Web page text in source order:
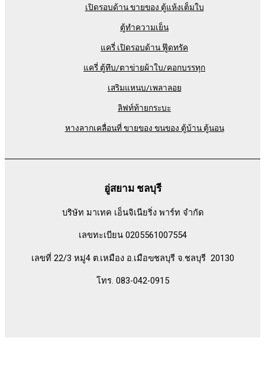
เปิดรอบด้าน ขายของ ตู้แห้งเต็มใบ
ตู้ทำความเย็น
แครี่ เปิดรอบด้าน ฟู๊ดทรัค
แครี่ ตู้ทึบ/ตาข่ายผ้าใบ/คอกบรรทุก
เสริมแหนบ/เพลาลอย
ลิฟท์ท้ายกระบะ
หางลากเคลื่อนที่ ขายของ ขนของ ตู้บ้าน ตู้นอน
อู่สยาม ชลบุรี
บริษัท มาเทค เอ็นจิเนียริ่ง พาร์ท จำกัด
เลขทะเบียน 0205561007554
เลขที่ 22/3 หมู่4 ต.เหมือง อ.เมือฃชลบุรี จ.ชลบุรี 20130
โทร. 083-042-0915